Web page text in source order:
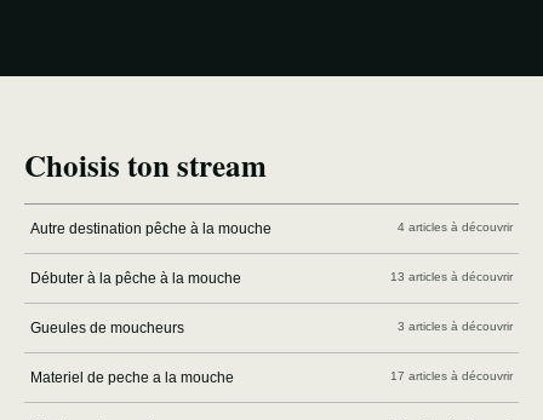
Choisis ton stream
Autre destination pêche à la mouche 4 articles à découvrir
Débuter à la pêche à la mouche 13 articles à découvrir
Gueules de moucheurs 3 articles à découvrir
Materiel de peche a la mouche 17 articles à découvrir